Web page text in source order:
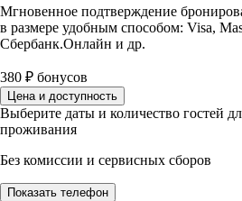
Мгновенное подтверждение
в размере удобным способом: Visa,
Сбербанк.Онлайн и др.
380 ₽ бонусов
Цена и доступность
Выберите даты и количество гостей
проживания
Без комиссии и сервисных сборов
Показать телефон